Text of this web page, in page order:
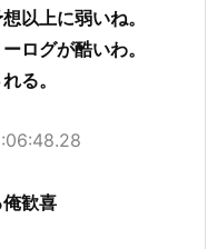
以上に弱いね。
ログが酷いわ。
る。
歓喜